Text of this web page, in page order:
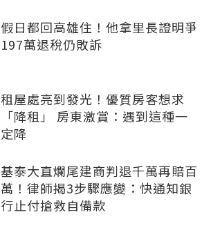
假日都回高雄住！他拿里長證明爭
197萬退稅仍敗訴
租屋處亮到發光！優質房客想求
「降租」 房東激賞：遇到這種一
定降
基泰大直爛尾建商判退千萬再賠百
萬！律師揭3步驟應變：快通知銀
行止付搶救自備款